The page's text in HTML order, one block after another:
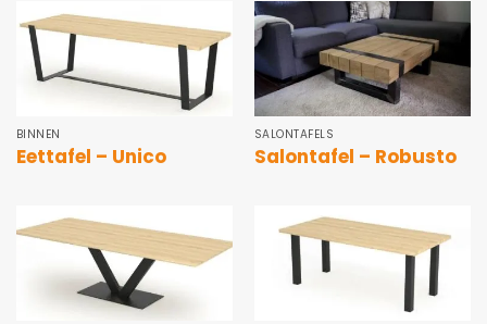
BINNEN
Eettafel – Unico
SALONTAFELS
Salontafel – Robusto